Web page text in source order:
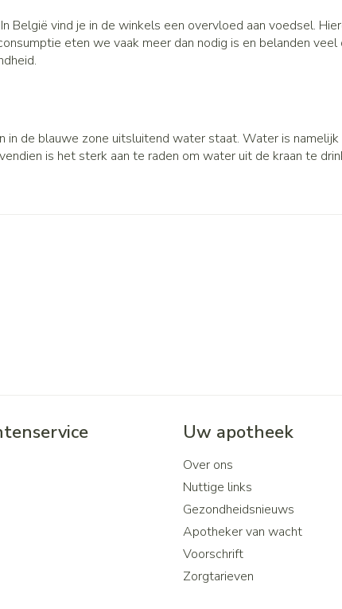
België vind je in de winkels een overvloed aan voedsel.
eten we vaak meer dan nodig is en belanden
in de blauwe zone uitsluitend water staat. Water is
is het sterk aan te raden om water uit de kraan te
Uw apotheek
Over ons
Nuttige links
Gezondheidsnieuws
Apotheker van wacht
Voorschrift
Zorgtarieven